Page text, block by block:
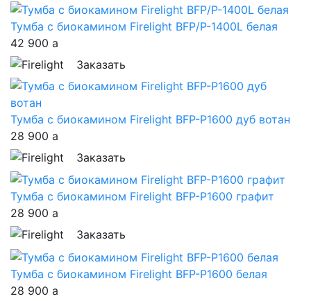
Тумба с биокамином Firelight BFP/P-1400L белая
42 900 a
Заказать
Тумба с биокамином Firelight BFP-P1600 дуб вотан
28 900 a
Заказать
Тумба с биокамином Firelight BFP-P1600 графит
28 900 a
Заказать
Тумба с биокамином Firelight BFP-P1600 белая
28 900 a